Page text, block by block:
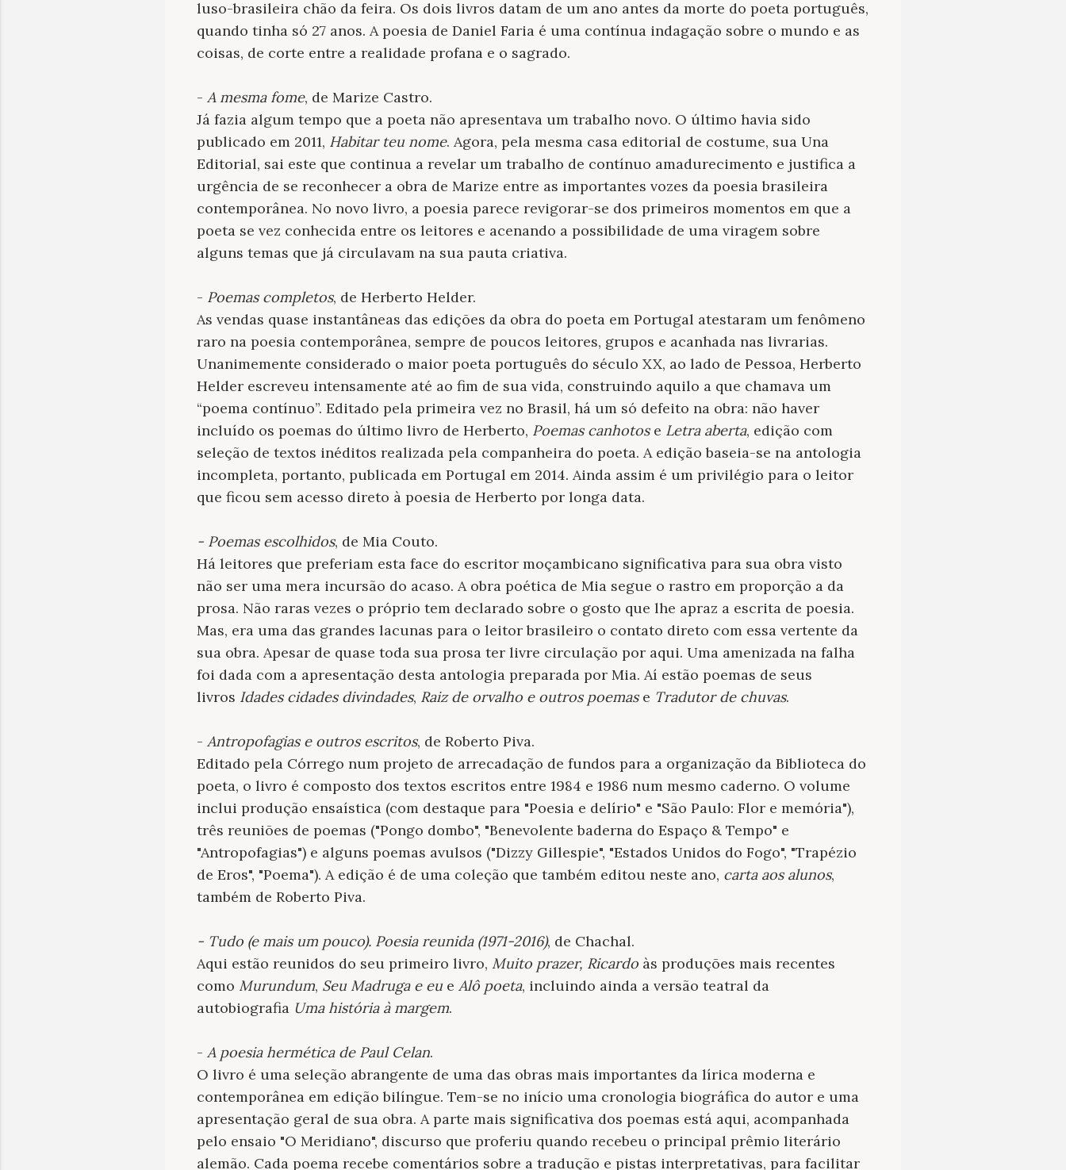
luso-brasileira chão da feira. Os dois livros datam de um ano antes da morte do poeta português,
quando tinha só 27 anos. A poesia de Daniel Faria é uma contínua indagação sobre o mundo e as
coisas, de corte entre a realidade profana e o sagrado.
- A mesma fome, de Marize Castro.
Já fazia algum tempo que a poeta não apresentava um trabalho novo. O último havia sido
publicado em 2011, Habitar teu nome. Agora, pela mesma casa editorial de costume, sua Una
Editorial, sai este que continua a revelar um trabalho de contínuo amadurecimento e justifica a
urgência de se reconhecer a obra de Marize entre as importantes vozes da poesia brasileira
contemporânea. No novo livro, a poesia parece revigorar-se dos primeiros momentos em que a
poeta se vez conhecida entre os leitores e acenando a possibilidade de uma viragem sobre
alguns temas que já circulavam na sua pauta criativa.
- Poemas completos, de Herberto Helder.
As vendas quase instantâneas das edições da obra do poeta em Portugal atestaram um fenômeno
raro na poesia contemporânea, sempre de poucos leitores, grupos e acanhada nas livrarias.
Unanimemente considerado o maior poeta português do século XX, ao lado de Pessoa, Herberto
Helder escreveu intensamente até ao fim de sua vida, construindo aquilo a que chamava um
“poema contínuo”. Editado pela primeira vez no Brasil, há um só defeito na obra: não haver
incluído os poemas do último livro de Herberto, Poemas canhotose Letra aberta, edição com
seleção de textos inéditos realizada pela companheira do poeta. A edição baseia-se na antologia
incompleta, portanto, publicada em Portugal em 2014. Ainda assim é um privilégio para o leitor
que ficou sem acesso direto à poesia de Herberto por longa data.
- Poemas escolhidos, de Mia Couto.
Há leitores que preferiam esta face do escritor moçambicano significativa para sua obra visto
não ser uma mera incursão do acaso. A obra poética de Mia segue o rastro em proporção a da
prosa. Não raras vezes o próprio tem declarado sobre o gosto que lhe apraz a escrita de poesia.
Mas, era uma das grandes lacunas para o leitor brasileiro o contato direto com essa vertente da
sua obra. Apesar de quase toda sua prosa ter livre circulação por aqui. Uma amenizada na falha
foi dada com a apresentação desta antologia preparada por Mia. Aí estão poemas de seus
livros Idades cidades divindades, Raiz de orvalho e outros poemase Tradutor de chuvas.
- Antropofagias e outros escritos, de Roberto Piva.
Editado pela Córrego num projeto de arrecadação de fundos para a organização da Biblioteca do
poeta, o livro é composto dos textos escritos entre 1984 e 1986 num mesmo caderno. O volume
inclui produção ensaística (com destaque para "Poesia e delírio" e "São Paulo: Flor e memória"),
três reuniões de poemas ("Pongo dombo", "Benevolente baderna do Espaço & Tempo" e
"Antropofagias") e alguns poemas avulsos ("Dizzy Gillespie", "Estados Unidos do Fogo", "Trapézio
de Eros", "Poema"). A edição é de uma coleção que também editou neste ano, carta aos alunos,
também de Roberto Piva.
- Tudo (e mais um pouco). Poesia reunida (1971-2016), de Chachal.
Aqui estão reunidos do seu primeiro livro, Muito prazer, Ricardo às produções mais recentes
como Murundum, Seu Madruga e eu e Alô poeta, incluindo ainda a versão teatral da
autobiografia Uma história à margem.
- A poesia hermética de Paul Celan.
O livro é uma seleção abrangente de uma das obras mais importantes da lírica moderna e
contemporânea em edição bilíngue. Tem-se no início uma cronologia biográfica do autor e uma
apresentação geral de sua obra. A parte mais significativa dos poemas está aqui, acompanhada
pelo ensaio "O Meridiano", discurso que proferiu quando recebeu o principal prêmio literário
alemão. Cada poema recebe comentários sobre a tradução e pistas interpretativas, para facilitar